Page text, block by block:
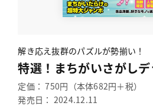
解き応え抜群のパズルが勢揃い！
特選！まちがいさがし
定価： 750円（本体682円＋税）
発売日： 2024.12.11